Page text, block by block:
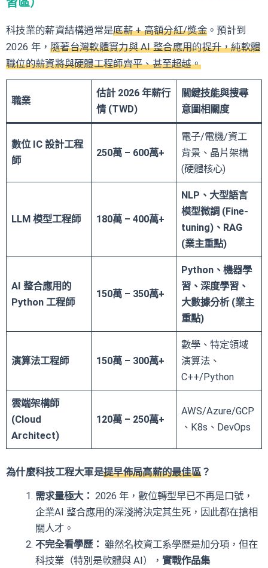
科技業的薪資結構通常是底薪 + 高額分紅/獎金。預計到
2026 年，隨著台灣軟體實力與 AI 整合應用的提升，純軟體
職位的薪資將與硬體工程師齊平、甚至超越。
職業
估計 2026 年薪行
情 (TWD)
關鍵技能與搜尋
意圖相關度
數位 IC 設計工程
師
250萬 – 600萬+
電子/電機/資工
背景、晶片架構
(硬體核心)
LLM 模型工程師 180萬 – 400萬+
NLP、大型語言
模型微調 (Fine-
tuning)、RAG
(業主重點)
AI 整合應用的
Python 工程師
150萬 – 350萬+
Python、機器學
習、深度學習、
大數據分析 (業主
重點)
演算法工程師 150萬 – 300萬+
數學、特定領域
演算法、
C++/Python
雲端架構師
(Cloud
Architect)
120萬 – 250萬+
AWS/Azure/GCP
、K8s、DevOps
為什麼科技工程大軍是提早佈局高薪的最佳區？
需求量極大： 2026 年，數位轉型早已不再是口號，
企業AI 整合應用的深淺將決定其生死，因此都在搶相
關人才。
不完全看學歷： 雖然名校資工系學歷是加分項，但在
科技業（特別是軟體與 AI），實戰作品集